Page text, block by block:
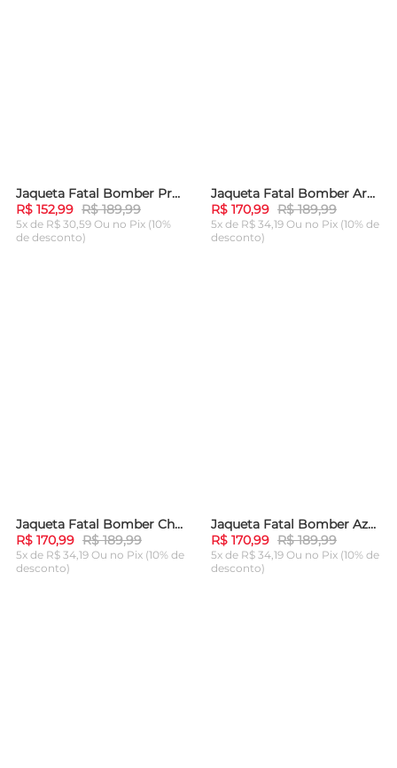
- 19%
Jaqueta Fatal Bomber Preta
R$ 152,99 R$ 189,99
5x de R$ 30,59 Ou no Pix (10%
de desconto)
-10%
Jaqueta Fatal Bomber Areia
R$ 170,99 R$ 189,99
5x de R$ 34,19 Ou no Pix (10% de
desconto)
-10%Jaqueta Fatal Bomber Chumbo
R$ 170,99 R$ 189,99
5x de R$ 34,19 Ou no Pix (10% de
desconto)
-10%Jaqueta Fatal Bomber Azul Marinho
R$ 170,99 R$ 189,99
5x de R$ 34,19 Ou no Pix (10% de
desconto)